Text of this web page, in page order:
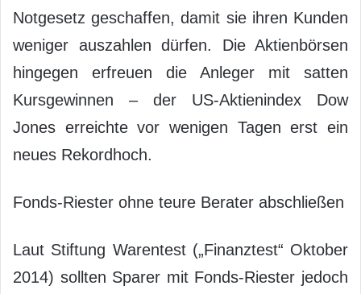
Notgesetz geschaffen, damit sie ihren Kunden
weniger auszahlen dürfen. Die Aktienbörsen
hingegen erfreuen die Anleger mit satten
Kursgewinnen – der US-Aktienindex Dow
Jones erreichte vor wenigen Tagen erst ein
neues Rekordhoch.
Fonds-Riester ohne teure Berater abschließen
Laut Stiftung Warentest („Finanztest“ Oktober
2014) sollten Sparer mit Fonds-Riester jedoch